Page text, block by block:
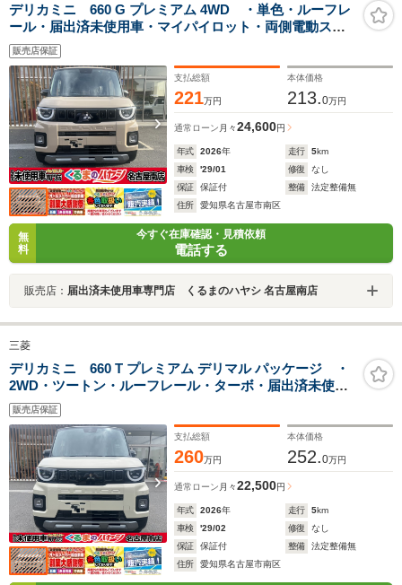
デリカミニ 660 G プレミアム 4WD ・単色・ルーフレ
ール・届出済未使用車・マイパイロット・両側電動スラ
イドドア・シートバックテーブル・アラウンドモニタ
ー・15インチアルミホイール・サーキュレーター・シー
トバックテーブル
販売店保証
支払総額
221万円
本体価格
213.0万円
通常ローン 月々24,600円
年式 2026年 走行 5km
車検
'29/01 修復
なし
保証
保証付 整備
法定整備無
住所
愛知県名古屋市南区
無
料
今すぐ在庫確認・見積依頼
電話する
販売店： 届出済未使用車専門店 くるまのハヤシ 名古屋南店
三菱
デリカミニ 660 T プレミアム デリマル パッケージ ・
2WD・ツートン・ルーフレール・ターボ・届出済未使用
車・12.3インチGooleディスプレイ・ETC2.0・前後ドラ
イブレコーダー・デジタルインナーミラー・アラウンド
モニター
販売店保証
支払総額
260万円
本体価格
252.0万円
通常ローン 月々22,500円
年式 2026年 走行 5km
車検
'29/02 修復
なし
保証
保証付 整備
法定整備無
住所
愛知県名古屋市南区